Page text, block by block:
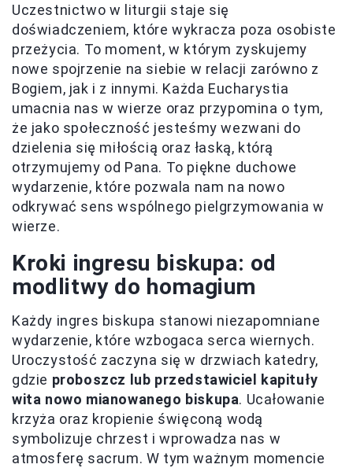
Uczestnictwo w liturgii staje się
doświadczeniem, które wykracza poza osobiste
przeżycia. To moment, w którym zyskujemy
nowe spojrzenie na siebie w relacji zarówno z
Bogiem, jak i z innymi. Każda Eucharystia
umacnia nas w wierze oraz przypomina o tym,
że jako społeczność jesteśmy wezwani do
dzielenia się miłością oraz łaską, którą
otrzymujemy od Pana. To piękne duchowe
wydarzenie, które pozwala nam na nowo
odkrywać sens wspólnego pielgrzymowania w
wierze.
Kroki ingresu biskupa: od
modlitwy do homagium
Każdy ingres biskupa stanowi niezapomniane
wydarzenie, które wzbogaca serca wiernych.
Uroczystość zaczyna się w drzwiach katedry,
gdzie proboszcz lub przedstawiciel kapituły
wita nowo mianowanego biskupa. Ucałowanie
krzyża oraz kropienie święconą wodą
symbolizuje chrzest i wprowadza nas w
atmosferę sacrum. W tym ważnym momencie